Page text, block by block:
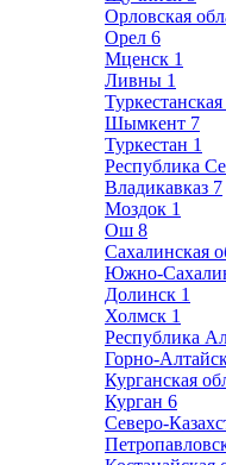
Орловская
Орел 6
Мценск 1
Ливны 1
Шымкент 7
Туркестан 1
Республика
Владикавказ 7
Моздок 1
Ош 8
Сахалинская
Южно-
Долинск 1
Холмск 1
Республика
Горно-
Курганская
Курган 6
Северо-